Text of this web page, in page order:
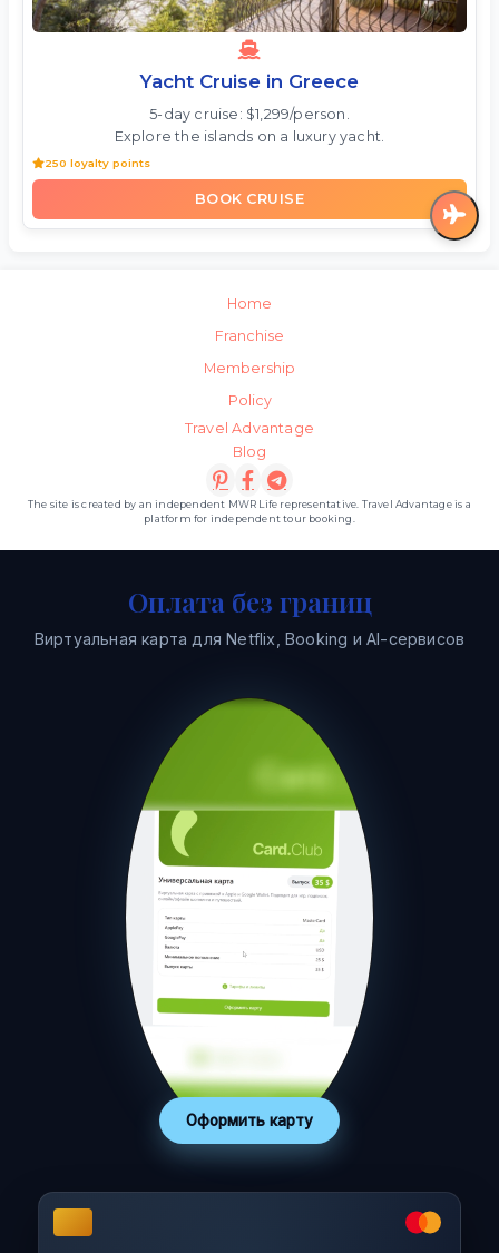
Yacht Cruise in Greece
5-day cruise: $1,299/person.
Explore the islands on a luxury yacht.
250 loyalty points
BOOK CRUISE
Home
Franchise
Membership
Policy
Travel Advantage
Blog
The site is created by an independent MWR Life representative. Travel Advantage is a
platform for independent tour booking.
Оплата без границ
Виртуальная карта для Netflix, Booking и AI-сервисов
Оформить карту